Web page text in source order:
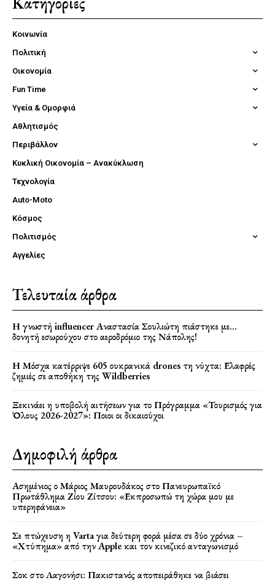
Κοινωνία
Πολιτική
Οικονομία
Fun Time
Υγεία & Ομορφιά
Αθλητισμός
Περιβάλλον
Κυκλική Οικονομία – Ανακύκλωση
Τεχνολογία
Auto-Moto
Κόσμος
Πολιτισμός
Αγγελίες
Τελευταία άρθρα
Η γνωστή influencer Αναστασία Σουλιώτη πιάστηκε με…
δονητή εσωρούχου στο αεροδρόμιο της Νάπολης!
Η Μόσχα κατέρριψε 605 ουκρανικά drones τη νύχτα: Ελαφρές
ζημιές σε αποθήκη της Wildberries
Ξεκινάει η υποβολή αιτήσεων για το Πρόγραμμα «Τουρισμός για
Όλους 2026-2027»: Ποιοι οι δικαιούχοι
Δημοφιλή άρθρα
Ασημένιος ο Μάριος Μαυρουδάκος στο Πανευρωπαϊκό
Πρωτάθλημα Ζίου Ζίτσου: «Εκπροσωπώ τη χώρα μου με
υπερηφάνεια»
Σε πτώχευση η Varta για δεύτερη φορά μέσα σε δύο χρόνια –
«Χτύπημα» από την Apple και τον κινεζικό ανταγωνισμό
Σοκ στο Λαγονήσι: Πακιστανός αποπειράθηκε να βιάσει